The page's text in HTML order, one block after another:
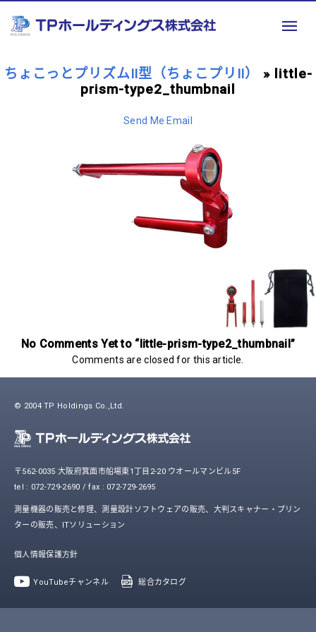
ちょこっとプリズムⅡ型（ちょこプリⅡ）
» little-
prism-type2_thumbnail
Send Me Email
No Comments Yet to “little-prism-type2_thumbnail”
Comments are closed for this article.
© 2004 TP Holdings Co.,Ltd.
〒562-0035 大阪府箕面市船場東1丁目2-20 ウオールマンビル5F
tel : 072-729-2690 / fax : 072-729-2695
測量機器の販売と修理、測量設計ソフトウェアの販売、大判スキャナー・プリン
ターの販売、ITソリューション
個人情報保護方針
YouTubeチャンネル 総合カタログ